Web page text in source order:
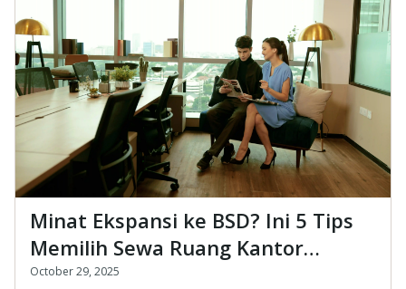
Minat Ekspansi ke BSD? Ini 5 Tips
Memilih Sewa Ruang Kantor
Tangerang yang Tepat
October 29, 2025